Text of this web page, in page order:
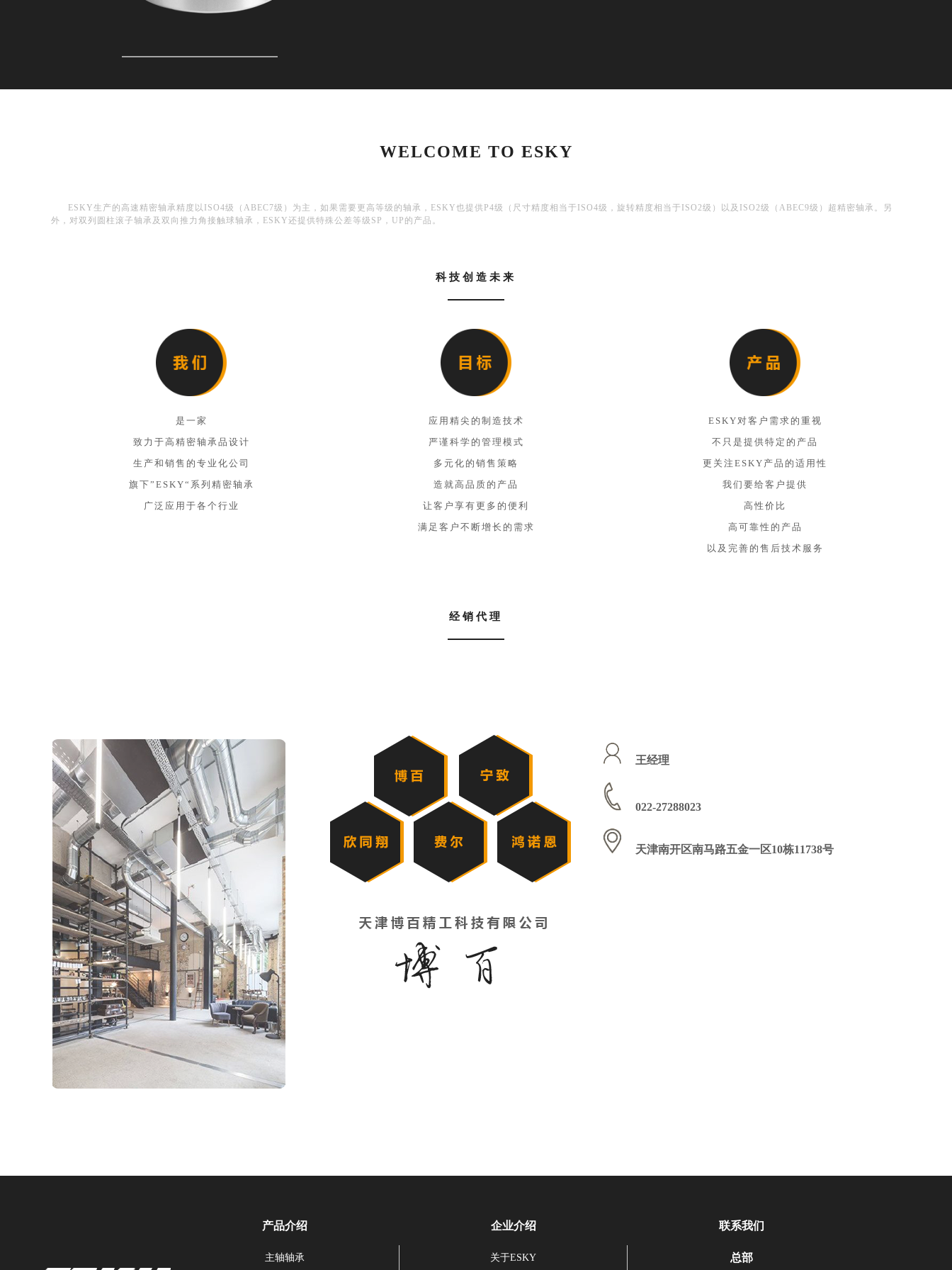
WELCOME TO ESKY
ESKY生产的高速精密轴承精度以ISO4级（ABEC7级）为主，如果需要更高等级的轴承，ESKY也提供P4级（尺寸精度相当于ISO4级，旋转精度相当于ISO2级）以及ISO2级（ABEC9级）超精密轴承。另
外，对双列圆柱滚子轴承及双向推力角接触球轴承，ESKY还提供特殊公差等级SP，UP的产品。
科技创造未来
是一家
致力于高精密轴承品设计
生产和销售的专业化公司
旗下”ESKY“系列精密轴承
广泛应用于各个行业
应用精尖的制造技术
严谨科学的管理模式
多元化的销售策略
造就高品质的产品
让客户享有更多的便利
满足客户不断增长的需求
ESKY对客户需求的重视
不只是提供特定的产品
更关注ESKY产品的适用性
我们要给客户提供
高性价比
高可靠性的产品
以及完善的售后技术服务
经销代理
王经理
022-27288023
天津南开区南马路五金一区10栋11738号
产品介绍
主轴轴承
企业介绍
关于ESKY
联系我们
总部